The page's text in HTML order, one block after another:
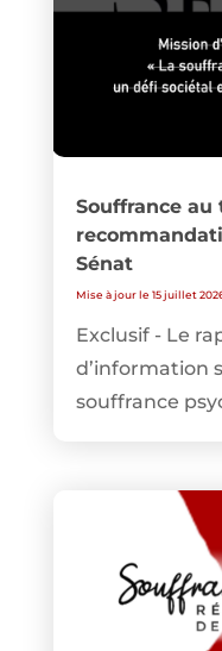
Souffrance au
Sénat
Mise à jour le 15 juillet
Exclusif - Le
d’information
souffrance